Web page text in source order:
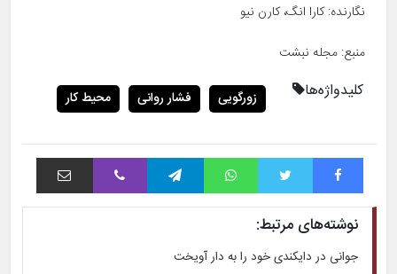
نگارنده: کارا انگ، کارن نیو
منبع: مجله نبشت
کلیدواژه‌ها زورگویی فشار روانی محیط کار
فیس بوک توییتر واتس آپ تلگرام وایبر اشتراک با ایمیل
نوشته‌های مرتبط:
جوانی در دایکندی خود را به دار آویخت